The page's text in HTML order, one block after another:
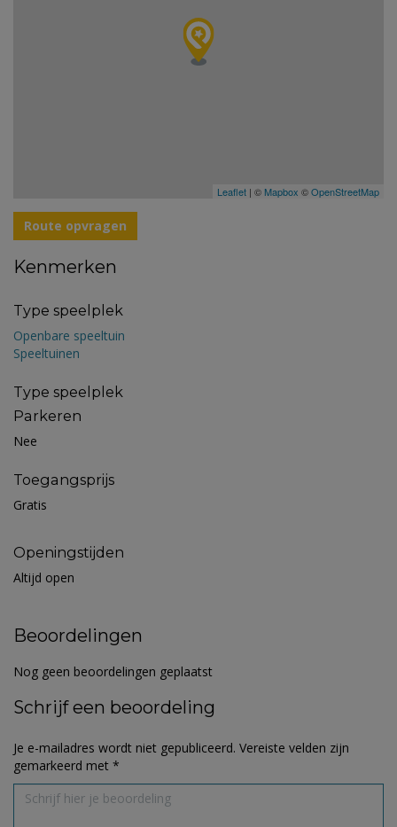
Leaflet | © Mapbox ©OpenStreetMap
Route opvragen
Kenmerken
Type speelplek
Openbare speeltuin
Speeltuinen
Type speelplek
Parkeren
Nee
Toegangsprijs
Gratis
Openingstijden
Altijd open
Beoordelingen
Nog geen beoordelingen geplaatst
Schrijf een beoordeling
Je e-mailadres wordt niet gepubliceerd. Vereiste velden zijn
gemarkeerd met *